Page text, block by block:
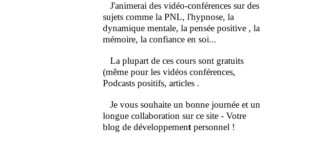
J'animerai des vidéo-conférences sur des
sujets comme la PNL, l'hypnose, la
dynamique mentale, la pensée positive , la
mémoire, la confiance en soi...
La plupart de ces cours sont gratuits
(même pour les vidéos conférences,
Podcasts positifs, articles .
Je vous souhaite un bonne journée et un
longue collaboration sur ce site - Votre
blog de développement personnel !